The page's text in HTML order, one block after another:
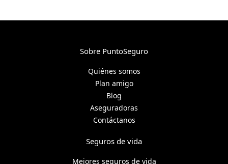
Sobre PuntoSeguro
Quiénes somos
Plan amigo
Blog
Aseguradoras
Contáctanos
Seguros de vida
Mejores seguros de vida